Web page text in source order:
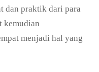
dan praktik dari para
kemudian
menjadi hal yang